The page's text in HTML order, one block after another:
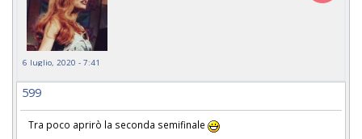
6 luglio, 2020 - 7:41
599
Tra poco aprirò la seconda semifinale